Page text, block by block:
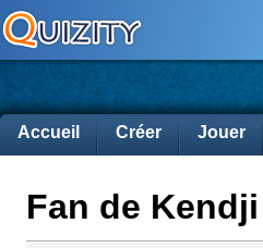
Accueil Créer Jouer
Fan de